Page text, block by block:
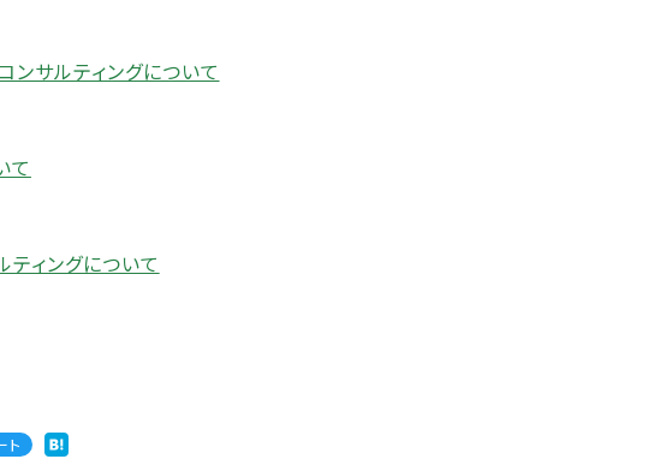
ンサルティングについて
て
ィングについて
ト